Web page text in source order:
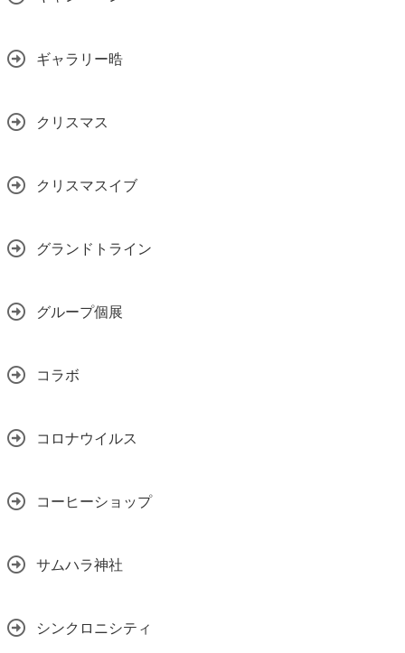
ギャラリー晧
クリスマス
クリスマスイブ
グランドトライン
グループ個展
コラボ
コロナウイルス
コーヒーショップ
サムハラ神社
シンクロニシティ